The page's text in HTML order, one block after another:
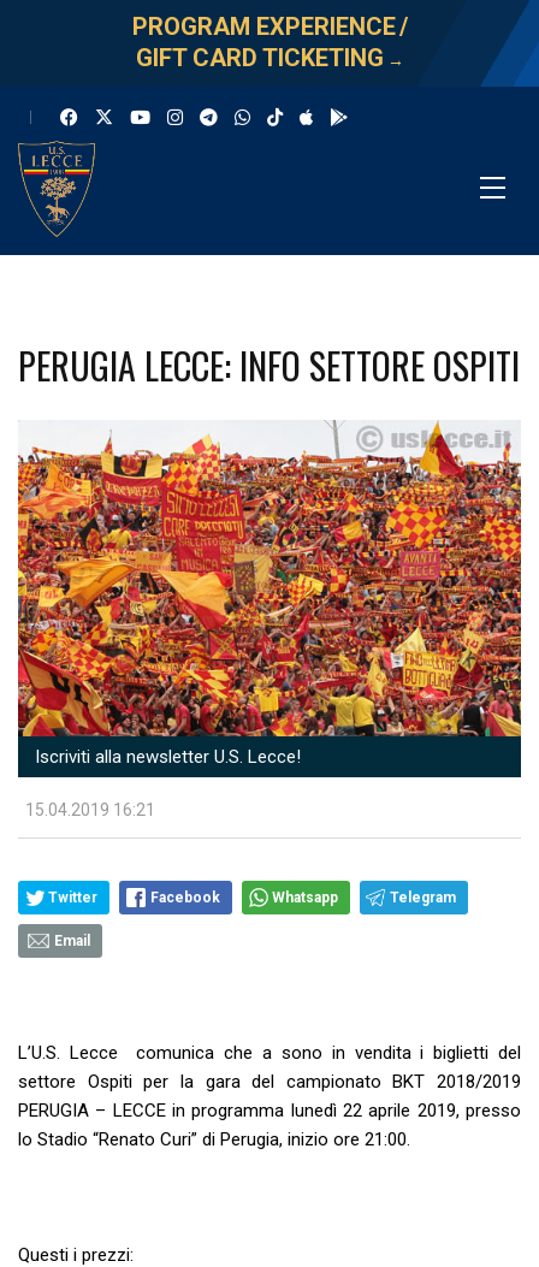
PROGRAM EXPERIENCE/
GIFT CARD TICKETING →
PERUGIA LECCE: INFO SETTORE OSPITI
Iscriviti alla newsletter U.S. Lecce!
15.04.2019 16:21
Twitter Facebook Whatsapp Telegram
Email
L’U.S. Lecce comunica che a sono in vendita i biglietti del
settore Ospiti per la gara del campionato BKT 2018/2019
PERUGIA – LECCE in programma lunedì 22 aprile 2019, presso
lo Stadio “Renato Curi” di Perugia, inizio ore 21:00.
Questi i prezzi: